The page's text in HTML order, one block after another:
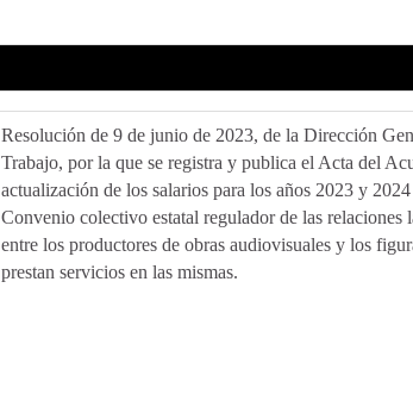
Resolución de 9 de junio de 2023, de la Dirección
Trabajo, por la que se registra y publica el Acta del
actualización de los salarios para los años 2023 y
Convenio colectivo estatal regulador de las relaciones
entre los productores de obras audiovisuales y los
prestan servicios en las mismas.